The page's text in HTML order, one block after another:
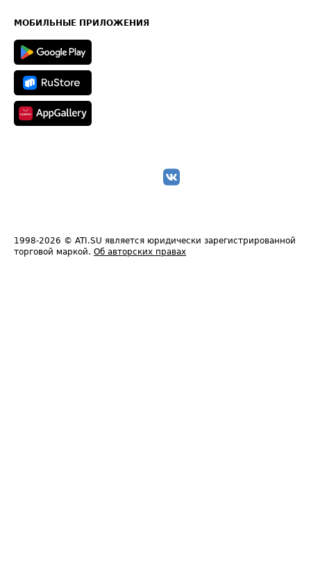
Техническая информация
МОБИЛЬНЫЕ ПРИЛОЖЕНИЯ
1998-2026 © ATI.SU является юридически зарегистрированной
торговой маркой. Об авторских правах